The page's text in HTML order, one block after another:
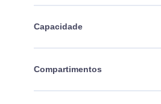
Capacidade
Compartimentos